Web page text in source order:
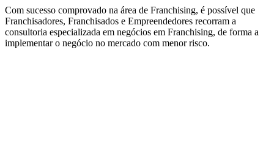
Com sucesso comprovado na área de Franchising, é possível que
Franchisadores, Franchisados e Empreendedores recorram a
consultoria especializada em negócios em Franchising, de forma a
implementar o negócio no mercado com menor risco.